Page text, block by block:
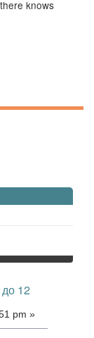
knows
12
pm »